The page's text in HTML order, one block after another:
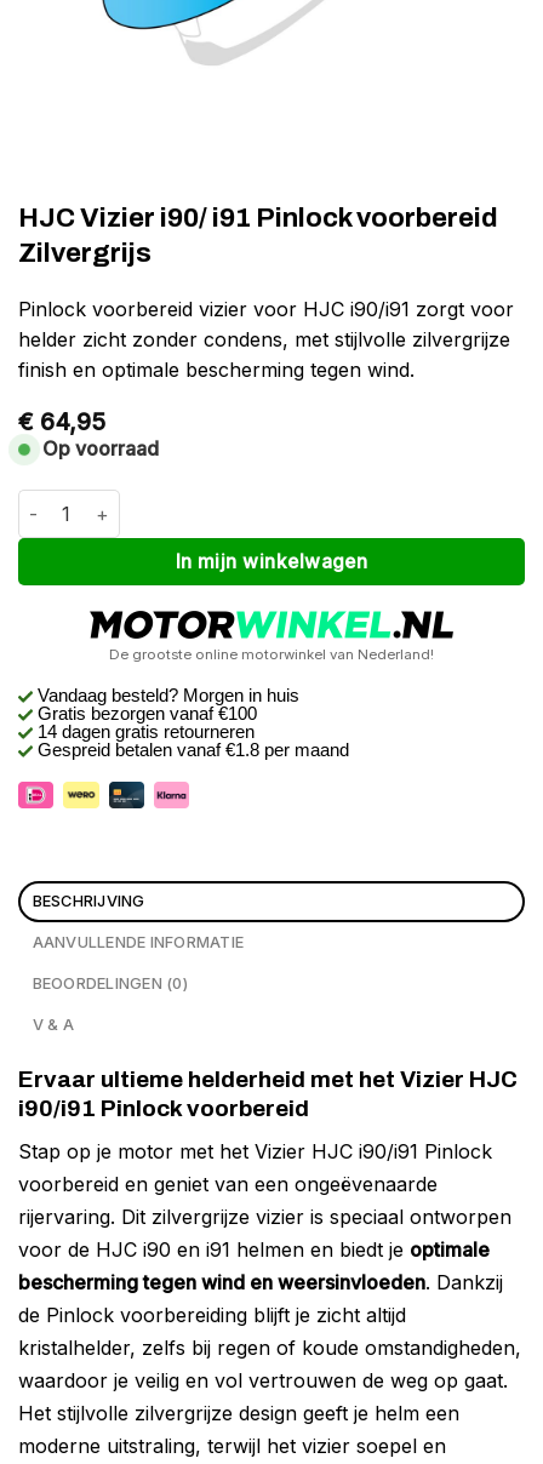
HJC Vizier i90/ i91 Pinlock voorbereid
Zilvergrijs
Pinlock voorbereid vizier voor HJC i90/i91 zorgt voor
helder zicht zonder condens, met stijlvolle zilvergrijze
finish en optimale bescherming tegen wind.
€ 64,95
Op voorraad
HJC Vizier i90/ i91 Pinlock voorbereid Zilvergrijs aantal
In mijn winkelwagen
Alternative:
De grootste online motorwinkel van Nederland!
Vandaag besteld? Morgen in huis
Gratis bezorgen vanaf €100
14 dagen gratis retourneren
Gespreid betalen vanaf €1.8 per maand
BESCHRIJVING
AANVULLENDE INFORMATIE
BEOORDELINGEN (0)
V & A
Ervaar ultieme helderheid met het Vizier HJC
i90/i91 Pinlock voorbereid
Stap op je motor met het Vizier HJC i90/i91 Pinlock
voorbereid en geniet van een ongeëvenaarde
rijervaring. Dit zilvergrijze vizier is speciaal ontworpen
voor de HJC i90 en i91 helmen en biedt je optimale
bescherming tegen wind en weersinvloeden. Dankzij
de Pinlock voorbereiding blijft je zicht altijd
kristalhelder, zelfs bij regen of koude omstandigheden,
waardoor je veilig en vol vertrouwen de weg op gaat.
Het stijlvolle zilvergrijze design geeft je helm een
moderne uitstraling, terwijl het vizier soepel en